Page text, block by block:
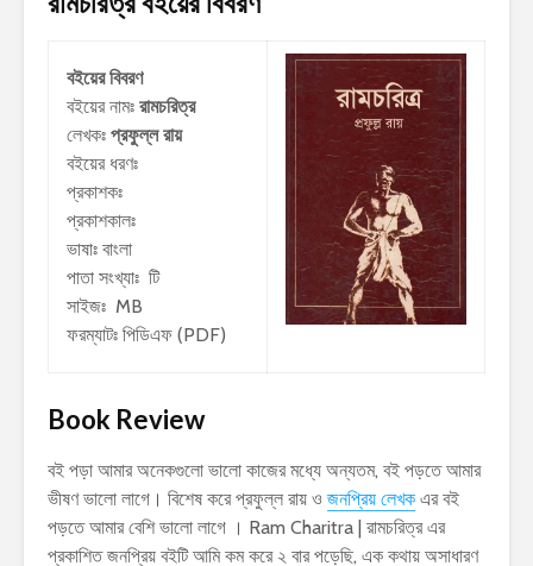
বইয়ের বিবরণ
বইয়ের নামঃ রামচরিত্র
লেখকঃ প্রফুল্ল রায়
বইয়ের ধরণঃ
প্রকাশকঃ
প্রকাশকালঃ
ভাষাঃ বাংলা
পাতা সংখ্যাঃ টি
সাইজঃ MB
ফরম্যাটঃ পিডিএফ (PDF)
Book Review
বই পড়া আমার অনেকগুলো ভালো কাজের মধ্যে অন্যতম, বই পড়তে আমার
ভীষণ ভালো লাগে। বিশেষ করে প্রফুল্ল রায় ও জনপ্রিয় লেখক এর বই
পড়তে আমার বেশি ভালো লাগে । Ram Charitra | রামচরিত্র এর
প্রকাশিত জনপ্রিয় বইটি আমি কম করে ২ বার পড়েছি, এক কথায় অসাধারণ